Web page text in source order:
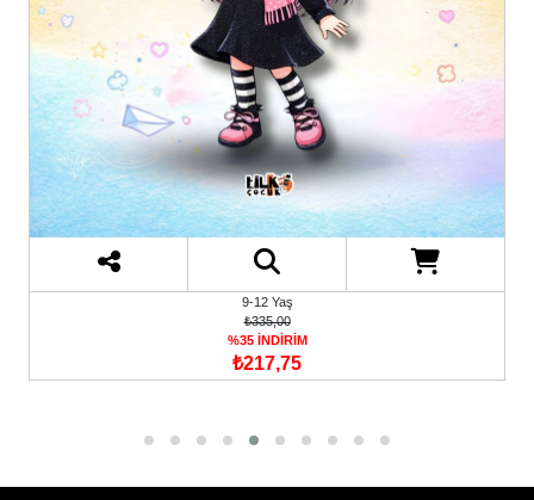
9-12 Yaş
₺335,00
%35 İNDİRİM
₺217,75